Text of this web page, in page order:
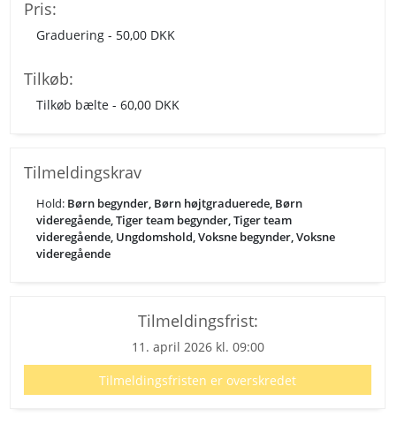
Pris:
Graduering - 50,00 DKK
Tilkøb:
Tilkøb bælte - 60,00 DKK
Tilmeldingskrav
Hold: Børn begynder, Børn højtgraduerede, Børn
videregående, Tiger team begynder, Tiger team
videregående, Ungdomshold, Voksne begynder, Voksne
videregående
Tilmeldingsfrist:
11. april 2026 kl. 09:00
Tilmeldingsfristen er overskredet